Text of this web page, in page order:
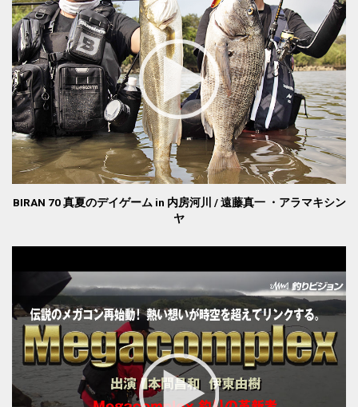
BIRAN 70 真夏のデイゲーム in 内房河川 / 遠藤真一 ・アラマキシン
ヤ